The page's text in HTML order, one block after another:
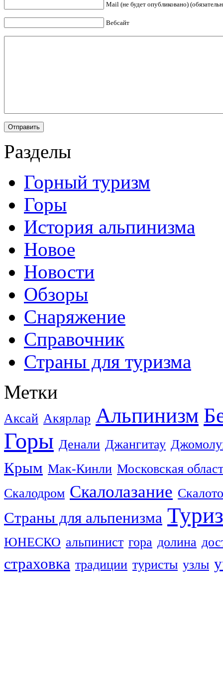
Mail (не будет опубликовано)
Вебсайт
Разделы
Горный туризм
Горы
История альпинизма
Новое
Новости
Обзоры
Снаряжение
Справочник
Страны для туризма
Метки
Аксай Акярлар Альпинизм
Горы Денали Джангитау
Крым Мак-Кинли Московская
Скалодром Скалолазание
Страны для альпенизма
ЮНЕСКО альпинист гора долина
страховка традиции туристы узлы